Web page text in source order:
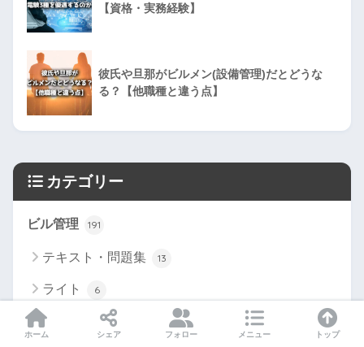
【資格・実務経験】
彼氏や旦那がビルメン(設備管理)だとどうな
る？【他職種と違う点】
カテゴリー
ビル管理 191
テキスト・問題集 13
ライト 6
工具
ホーム シェア フォロー メニュー トップ